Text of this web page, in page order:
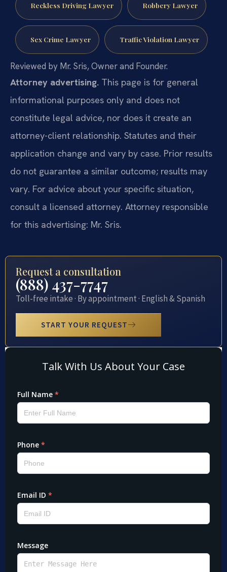
Reckless Driving Lawyer Robbery Lawyer
Sex Crime Lawyer Traffic Violation Lawyer
Reviewed by Mr. Sris, Owner and Founder.
Attorney advertising. This page is for general
informational purposes only and does not
constitute legal advice, nor does it create an
attorney-client relationship. Statutes and their
application change and vary by case. Prior results
do not guarantee a similar outcome; results may
vary. For advice about your specific situation,
consult a licensed attorney. Attorney responsible
for this advertising: Mr. Sris.
Request a consultation
(888) 437-7747
Toll-free intake · By appointment · English & Spanish
START YOUR REQUEST